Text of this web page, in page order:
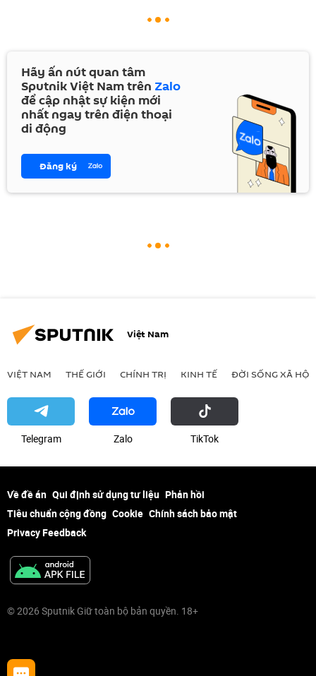
Hãy ấn nút quan tâm
Sputnik Việt Nam trên Zalo
để cập nhật sự kiện mới
nhất ngay trên điện thoại
di động
Đăng ký
Việt Nam
VIỆT NAM THẾ GIỚI CHÍNH TRỊ KINH TẾ ĐỜI SỐNG XÃ HỘI
Telegram Zalo ТikТоk
Về đề án Qui định sử dụng tư liệu Phản hồi
Tiêu chuẩn cộng đồng Cookie Chính sách bảo mật
Privacy Feedback
© 2026 Sputnik Giữ toàn bộ bản quyền. 18+